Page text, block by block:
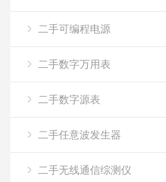
二手可编程电源
二手数字万用表
二手数字源表
二手任意波发生器
二手无线通信综测仪